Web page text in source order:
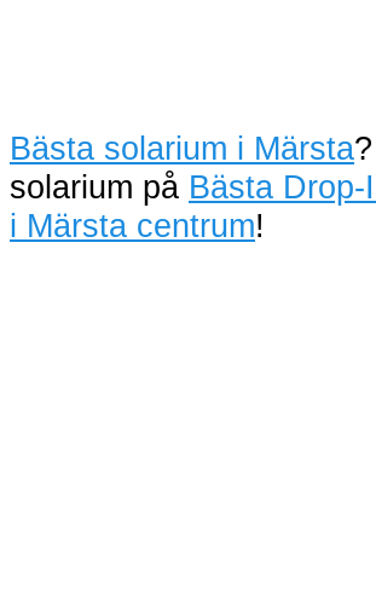
Bästa solarium i Märsta
solarium på Bästa Drop-
i Märsta centrum!